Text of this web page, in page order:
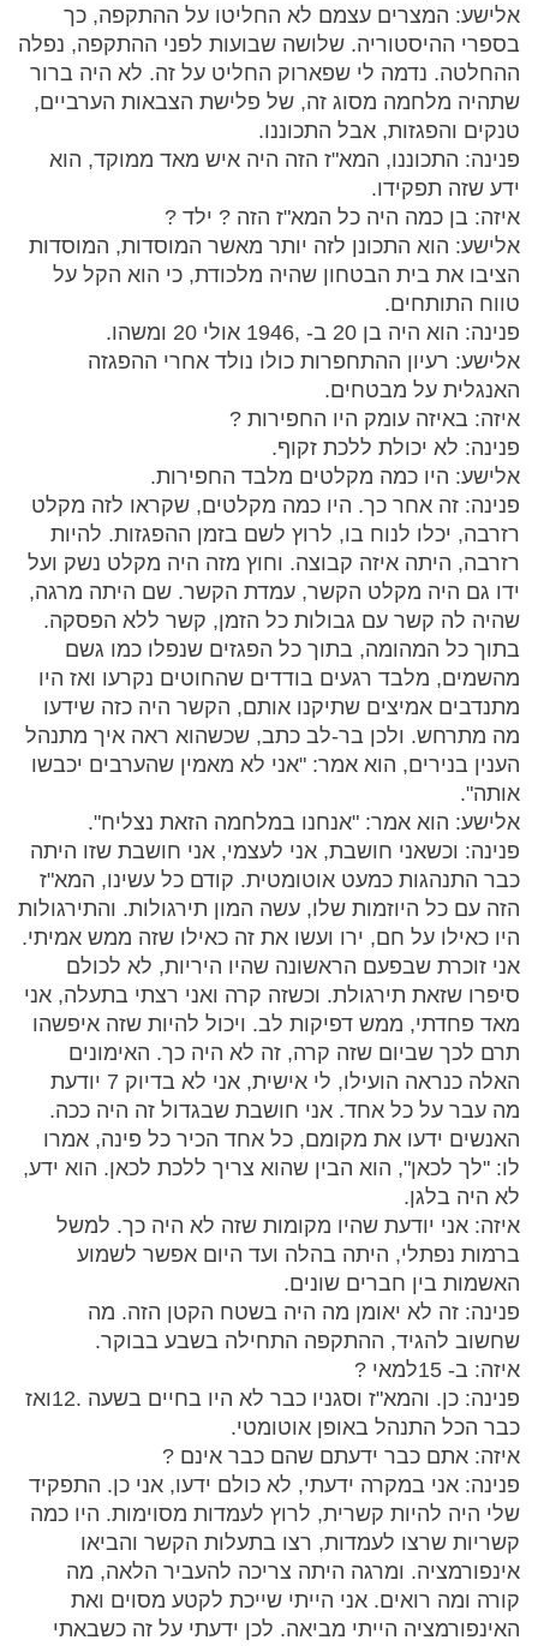
אלישע: המצרים עצמם לא החליטו על ההתקפה, כך
בספרי ההיסטוריה. שלושה שבועות לפני ההתקפה, נפלה
ההחלטה. נדמה לי שפארוק החליט על זה. לא היה ברור
שתהיה מלחמה מסוג זה, של פלישת הצבאות הערביים,
טנקים והפגזות, אבל התכוננו.
פנינה: התכוננו, המא"ז הזה היה איש מאד ממוקד, הוא
ידע שזה תפקידו.
איזה: בן כמה היה כל המא"ז הזה ? ילד ?
אלישע: הוא התכונן לזה יותר מאשר המוסדות, המוסדות
הציבו את בית הבטחון שהיה מלכודת, כי הוא הקל על
טווח התותחים.
פנינה: הוא היה בן 20 ב- ,1946 אולי 20 ומשהו.
אלישע: רעיון ההתחפרות כולו נולד אחרי ההפגזה
האנגלית על מבטחים.
איזה: באיזה עומק היו החפירות ?
פנינה: לא יכולת ללכת זקוף.
אלישע: היו כמה מקלטים מלבד החפירות.
פנינה: זה אחר כך. היו כמה מקלטים, שקראו לזה מקלט
רזרבה, יכלו לנוח בו, לרוץ לשם בזמן ההפגזות. להיות
רזרבה, היתה איזה קבוצה. וחוץ מזה היה מקלט נשק ועל
ידו גם היה מקלט הקשר, עמדת הקשר. שם היתה מרגה,
שהיה לה קשר עם גבולות כל הזמן, קשר ללא הפסקה.
בתוך כל המהומה, בתוך כל הפגזים שנפלו כמו גשם
מהשמים, מלבד רגעים בודדים שהחוטים נקרעו ואז היו
מתנדבים אמיצים שתיקנו אותם, הקשר היה כזה שידעו
מה מתרחש. ולכן בר-לב כתב, שכשהוא ראה איך מתנהל
הענין בנירים, הוא אמר: "אני לא מאמין שהערבים יכבשו
אותה".
אלישע: הוא אמר: "אנחנו במלחמה הזאת נצליח".
פנינה: וכשאני חושבת, אני לעצמי, אני חושבת שזו היתה
כבר התנהגות כמעט אוטומטית. קודם כל עשינו, המא"ז
הזה עם כל היוזמות שלו, עשה המון תירגולות. והתירגולות
היו כאילו על חם, ירו ועשו את זה כאילו שזה ממש אמיתי.
אני זוכרת שבפעם הראשונה שהיו היריות, לא לכולם
סיפרו שזאת תירגולת. וכשזה קרה ואני רצתי בתעלה, אני
מאד פחדתי, ממש דפיקות לב. ויכול להיות שזה איפשהו
תרם לכך שביום שזה קרה, זה לא היה כך. האימונים
האלה כנראה הועילו, לי אישית, אני לא בדיוק 7 יודעת
מה עבר על כל אחד. אני חושבת שבגדול זה היה ככה.
האנשים ידעו את מקומם, כל אחד הכיר כל פינה, אמרו
לו: "לך לכאן", הוא הבין שהוא צריך ללכת לכאן. הוא ידע,
לא היה בלגן.
איזה: אני יודעת שהיו מקומות שזה לא היה כך. למשל
ברמות נפתלי, היתה בהלה ועד היום אפשר לשמוע
האשמות בין חברים שונים.
פנינה: זה לא יאומן מה היה בשטח הקטן הזה. מה
שחשוב להגיד, ההתקפה התחילה בשבע בבוקר.
איזה: ב- 15למאי ?
פנינה: כן. והמא"ז וסגניו כבר לא היו בחיים בשעה .12ואז
כבר הכל התנהל באופן אוטומטי.
איזה: אתם כבר ידעתם שהם כבר אינם ?
פנינה: אני במקרה ידעתי, לא כולם ידעו, אני כן. התפקיד
שלי היה להיות קשרית, לרוץ לעמדות מסוימות. היו כמה
קשריות שרצו לעמדות, רצו בתעלות הקשר והביאו
אינפורמציה. ומרגה היתה צריכה להעביר הלאה, מה
קורה ומה רואים. אני הייתי שייכת לקטע מסוים ואת
האינפורמציה הייתי מביאה. לכן ידעתי על זה כשבאתי